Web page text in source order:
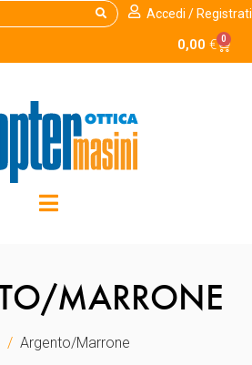
Accedi / Registrati
0,00 € 0
MARRONE
Argento/Marrone